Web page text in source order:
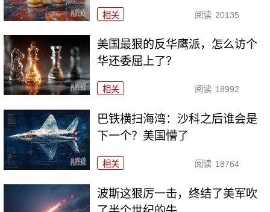
相关 阅读 20135
美国最狠的反华鹰派，怎么访个
华还委屈上了？
相关 阅读 18992
巴铁横扫海湾：沙科之后谁会是
下一个？美国懵了
相关 阅读 18764
波斯这狠厉一击，终结了美军吹